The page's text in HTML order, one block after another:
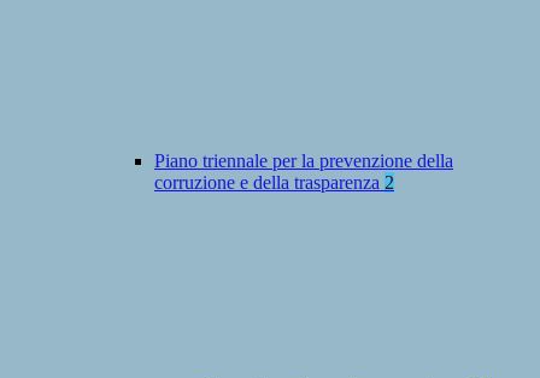
Piano triennale per la prevenzione della
corruzione e della trasparenza 2